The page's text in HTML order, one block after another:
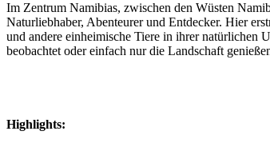
Im Zentrum Namibias, zwischen den Wüsten
Naturliebhaber, Abenteurer und Entdecker. Hier
und andere einheimische Tiere in ihrer natürlichen
beobachtet oder einfach nur die Landschaft
Highlights: